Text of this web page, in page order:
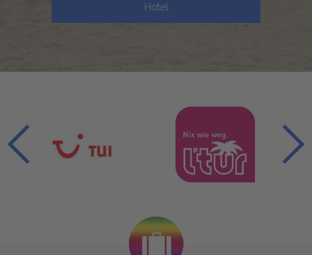
Hotel